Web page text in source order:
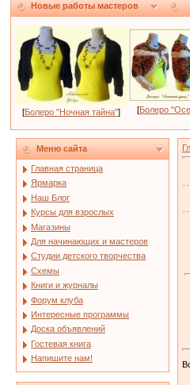
Новые работы мастеров
[Болеро "Ночная тайна"] [Болеро
Меню сайта
Главная страница
Ярмарка
Наш Блог
Курсы для взрослых
Магазины
Для начинающих и мастеров
Студии детского творчества
Схемы
Книги и журналы
Форум клуба
Интересные программы
Доска объявлений
Гостевая книга
Напишите нам!